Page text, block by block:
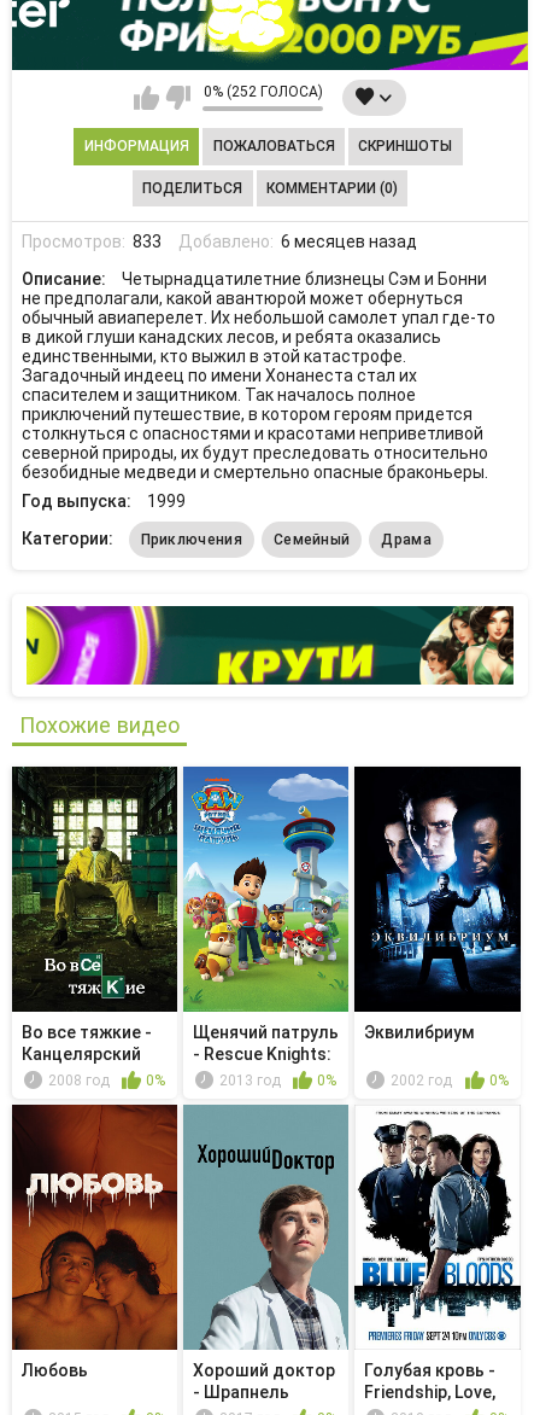
0% (252 ГОЛОСА)
ИНФОРМАЦИЯ ПОЖАЛОВАТЬСЯ СКРИНШОТЫ
ПОДЕЛИТЬСЯ КОММЕНТАРИИ (0)
Просмотров: 833 Добавлено: 6 месяцев назад
Описание:
Четырнадцатилетние близнецы Сэм и Бонни
не предполагали, какой авантюрой может обернуться
обычный авиаперелет. Их небольшой самолет упал где-то
в дикой глуши канадских лесов, и ребята оказались
единственными, кто выжил в этой катастрофе.
Загадочный индеец по имени Хонанеста стал их
спасителем и защитником. Так началось полное
приключений путешествие, в котором героям придется
столкнуться с опасностями и красотами неприветливой
северной природы, их будут преследовать относительно
безобидные медведи и смертельно опасные браконьеры.
Год выпуска:
1999
Категории:
Приключения Семейный Драма
Похожие видео
Во все тяжкие -
Канцелярский
нож2008 год 0%
Щенячий патруль
- Rescue Knights:
Que...2013 год 0%
Эквилибриум
2002 год 0%
Любовь
Хороший доктор
- Шрапнель
Голубая кровь -
Friendship, Love,